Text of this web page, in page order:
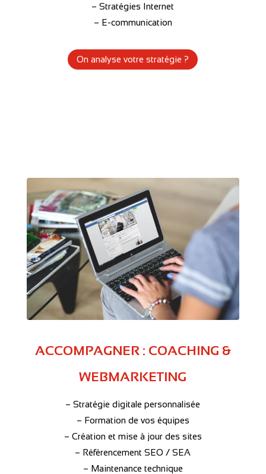
– Stratégies Internet
– E-communication
On analyse votre stratégie ?
ACCOMPAGNER : COACHING &
WEBMARKETING
– Stratégie digitale personnalisée
– Formation de vos équipes
– Création et mise à jour des sites
– Référencement SEO / SEA
– Maintenance technique